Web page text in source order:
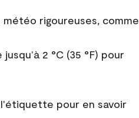
rigoureuses, comme
2 °C (35 °F) pour
pour en savoir